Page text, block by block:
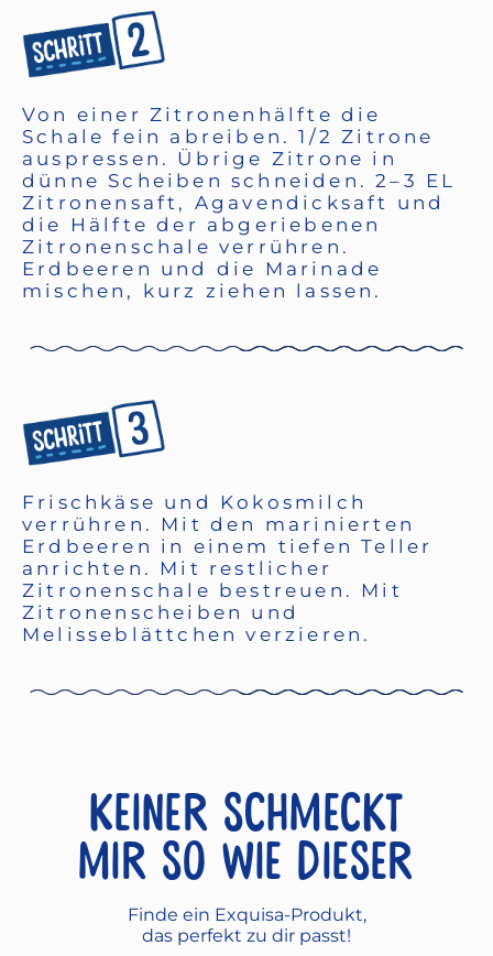
Von einer Zitronenhälfte die
Schale fein abreiben. 1/2 Zitrone
auspressen. Übrige Zitrone in
dünne Scheiben schneiden. 2–3 EL
Zitronensaft, Agavendicksaft und
die Hälfte der abgeriebenen
Zitronenschale verrühren.
Erdbeeren und die Marinade
mischen, kurz ziehen lassen.
Frischkäse und Kokosmilch
verrühren. Mit den marinierten
Erdbeeren in einem tiefen Teller
anrichten. Mit restlicher
Zitronenschale bestreuen. Mit
Zitronenscheiben und
Melisseblättchen verzieren.
Keiner schmeckt
mir so wie dieser
Finde ein Exquisa-Produkt,
das perfekt zu dir passt!